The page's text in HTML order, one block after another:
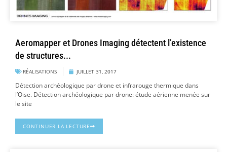
Aeromapper et Drones Imaging détectent l’existence
de structures...
RÉALISATIONS JUILLET 31, 2017
Détection archéologique par drone et infrarouge thermique dans
l’Oise. Détection archéologique par drone: étude aérienne menée sur
le site
CONTINUER LA LECTURE